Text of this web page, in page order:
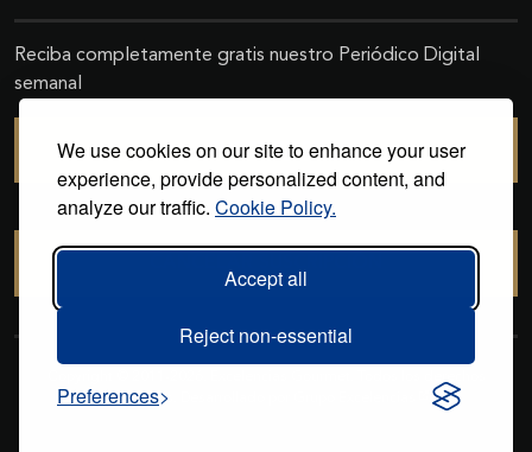
We use cookies on our site to enhance your user
experience, provide personalized content, and
analyze our traffic. Cookie Policy.
Accept all
Reject non-essential
Preferences
Reciba completamente gratis nuestro Periódico Digital
semanal
SUSCRIBIRSE
reservados. Desarrollado por
.